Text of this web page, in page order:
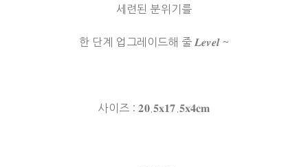
세련된 분위기를
한 단계 업그레이드해 줄 𝑳𝒆𝒗𝒆𝒍 ~
사이즈 : 𝟐𝟎.𝟓𝐱𝟏𝟕.𝟓𝐱𝟒𝐜𝐦